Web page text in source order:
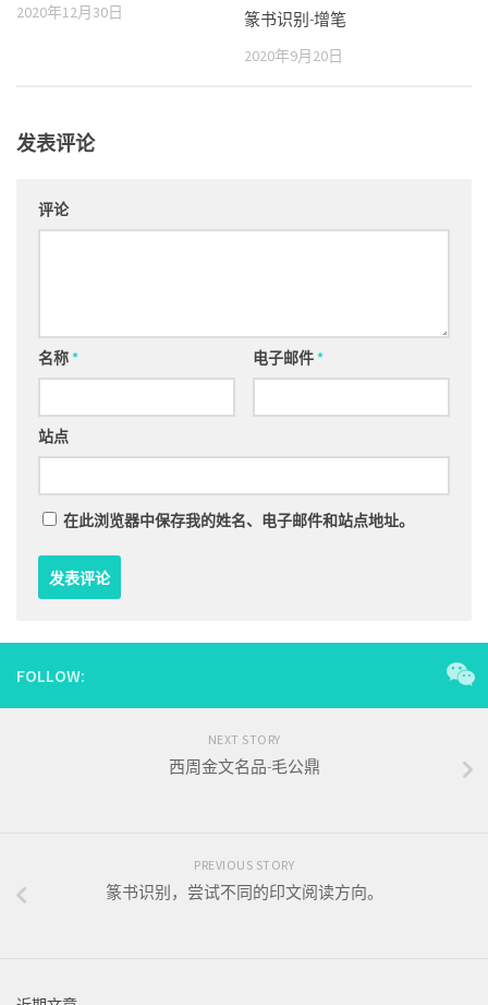
2020年12月30日 篆书识别-增笔
2020年9月20日
发表评论
评论
名称* 电子邮件*
站点
在此浏览器中保存我的姓名、电子邮件和站点地址。
FOLLOW:
NEXT STORY
西周金文名品-毛公鼎
PREVIOUS STORY
篆书识别，尝试不同的印文阅读方向。